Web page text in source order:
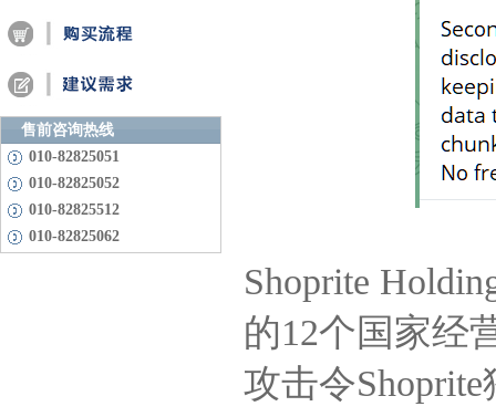
售前咨询热线
010-82825051
010-82825052
010-82825512
010-82825062
Shoprite
的12个国家经
攻击令